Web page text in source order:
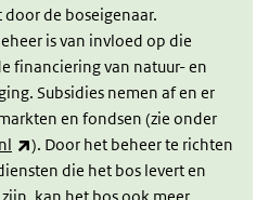
de boseigenaar.
is van invloed op die
financiering van natuur- en
Subsidies nemen af en er
en fondsen (zie onder
(externe link)
). Door het beheer te richten
die het bos levert en